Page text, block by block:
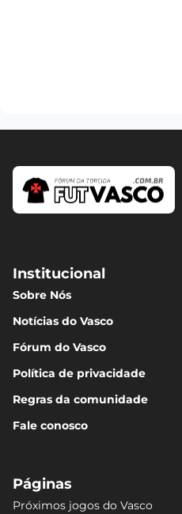
Institucional
Sobre Nós
Notícias do Vasco
Fórum do Vasco
Política de privacidade
Regras da comunidade
Fale conosco
Páginas
Próximos jogos do Vasco